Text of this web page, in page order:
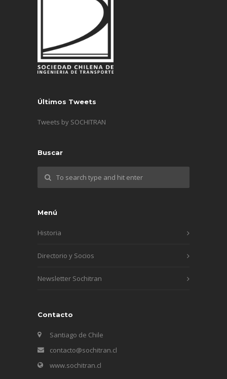
Últimos Tweets
Tweets by SOCHITRAN
Buscar
Menú
Historia
Directorio y Socios
Newsletter Sochitran
Contacto
Santiago de Chile
contacto@sochitran.cl
www.sochitran.cl